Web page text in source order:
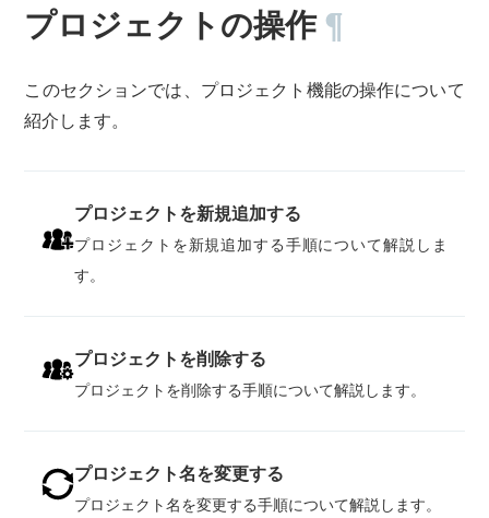
プロジェクトの操作¶
このセクションでは、プロジェクト機能の操作について
紹介します。
プロジェクトを新規追加する
プロジェクトを新規追加する手順について解説しま
す。
プロジェクトを削除する
プロジェクトを削除する手順について解説します。
プロジェクト名を変更する
プロジェクト名を変更する手順について解説します。